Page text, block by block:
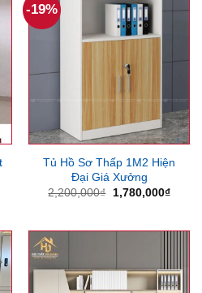
-19%
Tủ Hồ Sơ Thấp 1M2 Hiện
Đại Giá Xưởng
2,200,000₫
Giá
1,780,000₫Giá